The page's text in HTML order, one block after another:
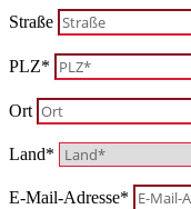
Straße
PLZ*
Ort
Land*
E-Mail-Adresse*